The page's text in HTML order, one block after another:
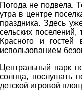
Погода не подвела.
утра в центре
праздника. Здесь
сельских
Красного и
использованием
Центральный парк
солнца, послушать
детской игровой